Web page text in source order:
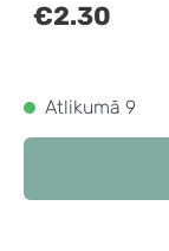
€2.30
Atlikumā 9